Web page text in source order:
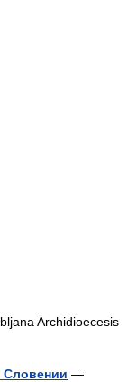
Archidioecesis
Словении —